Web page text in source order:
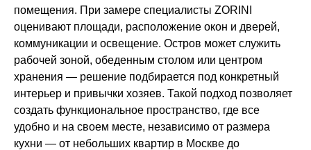
помещения. При замере специалисты ZORINI
оценивают площади, расположение окон и дверей,
коммуникации и освещение. Остров может служить
рабочей зоной, обеденным столом или центром
хранения — решение подбирается под конкретный
интерьер и привычки хозяев. Такой подход позволяет
создать функциональное пространство, где все
удобно и на своем месте, независимо от размера
кухни — от небольших квартир в Москве до